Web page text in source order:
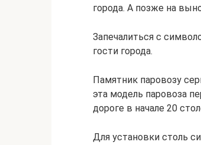
города. А позже на
Запечалиться с
гости города.
Памятник паровозу
эта модель паровоза
дороге в начале 20
Для установки столь